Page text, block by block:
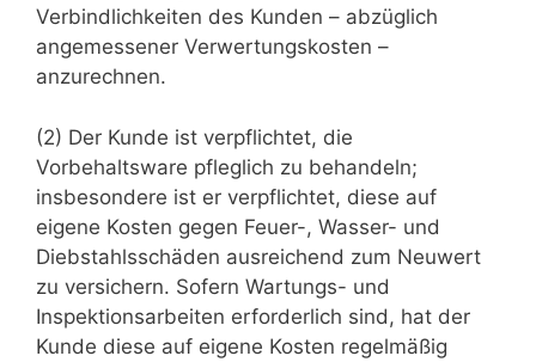
Verbindlichkeiten des Kunden – abzüglich
angemessener Verwertungskosten –
anzurechnen.
(2) Der Kunde ist verpflichtet, die
Vorbehaltsware pfleglich zu behandeln;
insbesondere ist er verpflichtet, diese auf
eigene Kosten gegen Feuer-, Wasser- und
Diebstahlsschäden ausreichend zum Neuwert
zu versichern. Sofern Wartungs- und
Inspektionsarbeiten erforderlich sind, hat der
Kunde diese auf eigene Kosten regelmäßig